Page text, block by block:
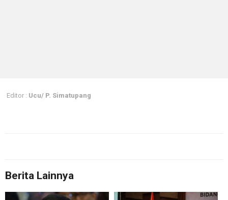
Editor : Ucu/ P. Simatupang
Berita Lainnya